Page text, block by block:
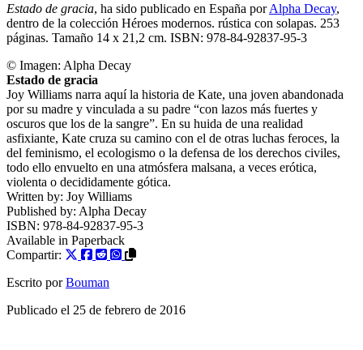
Estado de gracia, ha sido publicado en España porAlpha Decay,
dentro de la colección Héroes modernos. rústica con solapas. 253
páginas. Tamaño 14 x 21,2 cm. ISBN: 978-84-92837-95-3
© Imagen: Alpha Decay
Estado de gracia
Joy Williams narra aquí la historia de Kate, una joven abandonada
por su madre y vinculada a su padre “con lazos más fuertes y
oscuros que los de la sangre”. En su huida de una realidad
asfixiante, Kate cruza su camino con el de otras luchas feroces, la
del feminismo, el ecologismo o la defensa de los derechos civiles,
todo ello envuelto en una atmósfera malsana, a veces erótica,
violenta o decididamente gótica.
Written by: Joy Williams
Published by: Alpha Decay
ISBN: 978-84-92837-95-3
Available in Paperback
Compartir:
Escrito por Bouman
Publicado el 25 de febrero de 2016